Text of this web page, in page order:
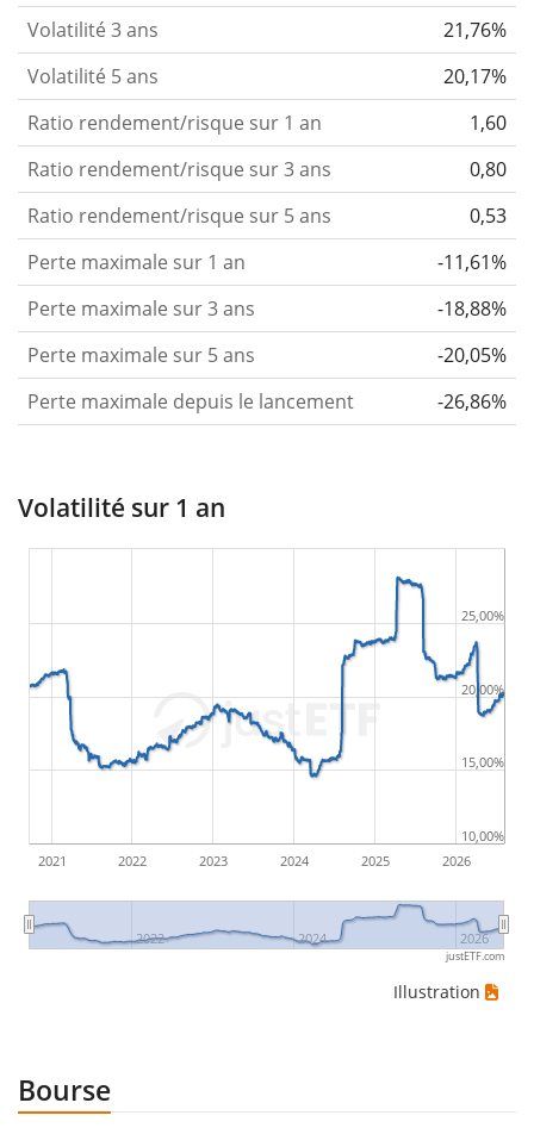
Volatilité 3 ans
21,76%
Volatilité 5 ans
20,17%
Ratio rendement/risque sur 1 an
1,60
Ratio rendement/risque sur 3 ans
0,80
Ratio rendement/risque sur 5 ans
0,53
Perte maximale sur 1 an
-11,61%
Perte maximale sur 3 ans
-18,88%
Perte maximale sur 5 ans
-20,05%
Perte maximale depuis le lancement
-26,86%
Volatilité sur 1 an
2021 2022 2023 2024 2025 2026
2022 2024 2026
10,00%
15,00%
20,00%
25,00%
justETF.com
Illustration
Bourse